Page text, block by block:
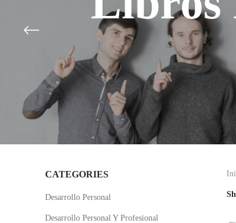
CATEGORIES
Desarrollo Personal
Desarrollo Personal Y Profesional